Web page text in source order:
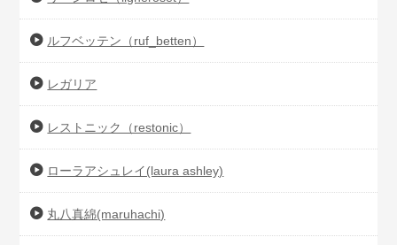
ルフベッテン（ruf_betten）
レガリア
レストニック（restonic）
ローラアシュレイ(laura ashley)
丸八真綿(maruhachi)